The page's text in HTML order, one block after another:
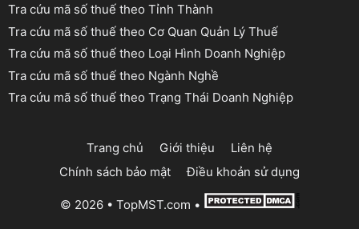
Tra cứu mã số thuế theo Tỉnh Thành
Tra cứu mã số thuế theo Cơ Quan Quản Lý Thuế
Tra cứu mã số thuế theo Loại Hình Doanh Nghiệp
Tra cứu mã số thuế theo Ngành Nghề
Tra cứu mã số thuế theo Trạng Thái Doanh Nghiệp
Trang chủ Giới thiệu
Liên hệ
Chính sách bảo mật
Điều khoản sử dụng
© 2026 • TopMST.com •